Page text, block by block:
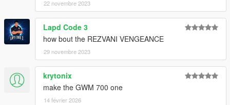
22 novembre 2023
Lapd Code 3
how bout the REZVANI VENGEANCE
29 novembre 2023
krytonix
make the GWM 700 one
14 février 2026